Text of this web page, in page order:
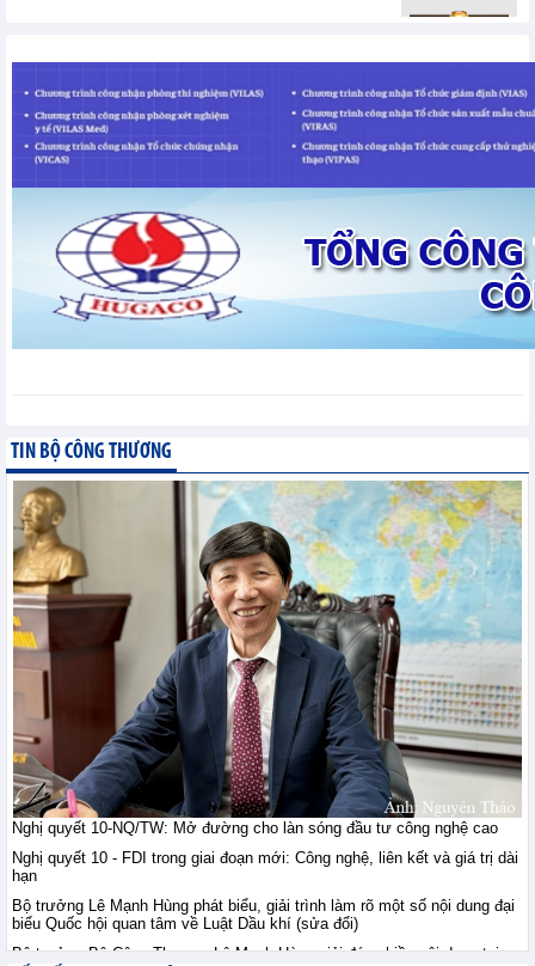
WTO năm 2026, cảm ơn
các nước thành viên vì
sự hợp tác liên tục
WTO - Thứ hai, 10-8-2026
Lithuania đóng góp
30.000 EUR để giúp các
nền kinh tế đang phát
triển và các nước kém
phát triển nhất nâng cao năng lực
thương mại
WTO - Thứ hai, 10-8-2026
định sau khi vượt đỉnh
bảy tuần, đồng duy trì
trên 14.000 USD, quặng sắt giằng co
trước lo ngại nguồn cung
Tin hàng hoá thế giới - Thứ hai, 10-8-2026
Thị trường nông sản thế
giới ngày 10/8: Lúa mì
tăng do rủi ro Biển Đen;
ngô, đậu tương tăng
nhẹ; đường tăng mạnh
Tin hàng hoá thế giới - Thứ hai, 10-8-2026
Tham gia sâu thị trường
công nghiệp chế tạo Hà
Lan: Doanh nghiệp Việt
Hội nhập - Thứ hai, 10-8-2026
Việt Nam - Australia: Mở
chương hợp tác mới
Bia Hà Nội
diện, tiếp
nối hành
hơn 132
diện, tiếp
trình lịch sử
hơn 132
năm
TIN BỘ CÔNG THƯƠNG
Nghị quyết 10-NQ/TW: Mở đường cho làn sóng đầu tư công nghệ cao
Nghị quyết 10 - FDI trong giai đoạn mới: Công nghệ, liên kết và giá trị dài
hạn
Bộ trưởng Lê Mạnh Hùng phát biểu, giải trình làm rõ một số nội dung đại
biểu Quốc hội quan tâm về Luật Dầu khí (sửa đổi)
Bộ trưởng Bộ Công Thương Lê Mạnh Hùng giải đáp nhiều nội dung tại